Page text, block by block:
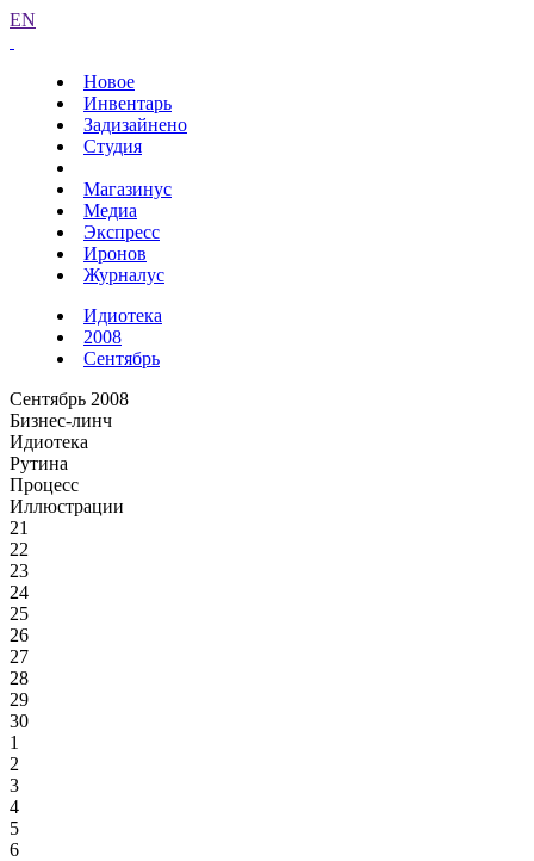
EN
Новое
Инвентарь
Задизайнено
Студия
Магазинус
Медиа
Экспресс
Иронов
Журналус
Идиотека
2008
Сентябрь
Сентябрь 2008
Бизнес-линч
Идиотека
Рутина
Процесс
Иллюстрации
21
22
23
24
25
26
27
28
29
30
1
2
3
4
5
6